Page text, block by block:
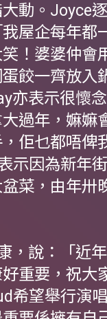
動。Joyce
屋企每年都
！婆婆仲會
餃一齊放入
亦表示很懷
過年，嫲嫲
佢乜都唔俾
示因為新年
菜，由年卅
，說：「近
重要，祝大
希望舉行演